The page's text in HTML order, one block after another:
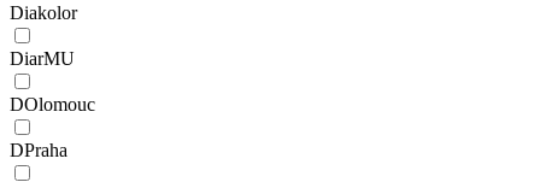
Diakolor
DiarMU
DOlomouc
DPraha